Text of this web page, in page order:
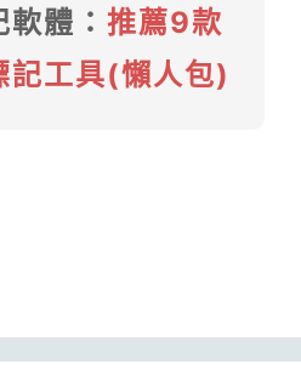
體： 推薦9款
記工具(懶人包)